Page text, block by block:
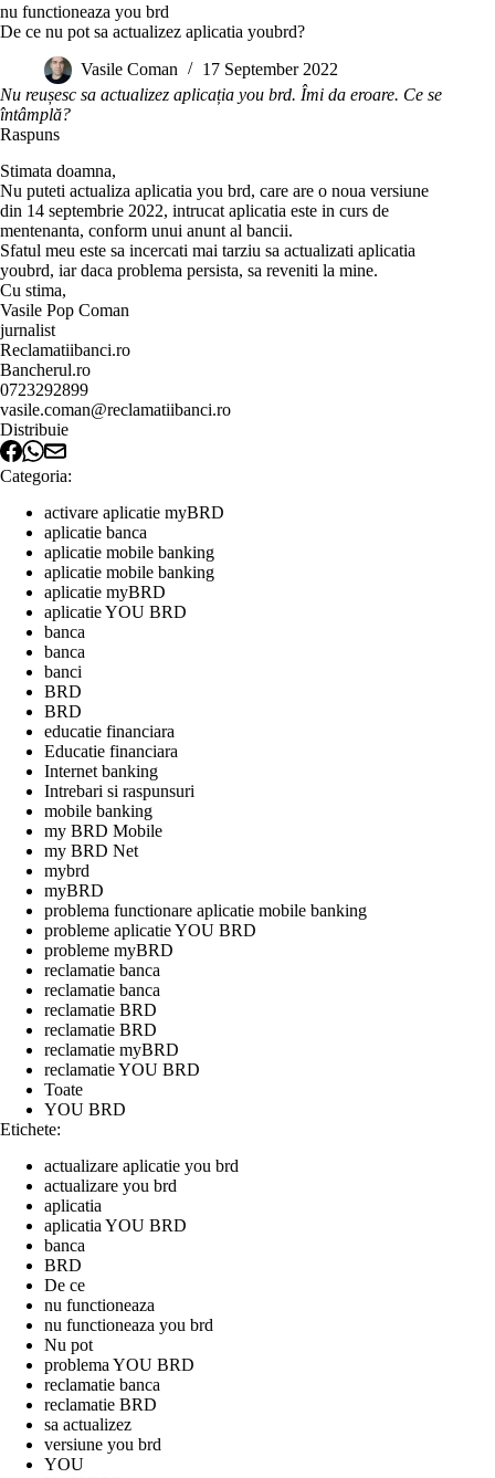
nu functioneaza you brd
De ce nu pot sa actualizez aplicatia youbrd?
Vasile Coman
17 September 2022
Nu reușesc sa actualizez aplicația you brd. Îmi da eroare. Ce se
întâmplă?
Raspuns
Stimata doamna,
Nu puteti actualiza aplicatia you brd, care are o noua versiune
din 14 septembrie 2022, intrucat aplicatia este in curs de
mentenanta, conform unui anunt al bancii.
Sfatul meu este sa incercati mai tarziu sa actualizati aplicatia
youbrd, iar daca problema persista, sa reveniti la mine.
Cu stima,
Vasile Pop Coman
jurnalist
Reclamatiibanci.ro
Bancherul.ro
0723292899
vasile.coman@reclamatiibanci.ro
Distribuie
Categoria:
activare aplicatie myBRD
aplicatie banca
aplicatie mobile banking
aplicatie mobile banking
aplicatie myBRD
aplicatie YOU BRD
banca
banca
banci
BRD
BRD
educatie financiara
Educatie financiara
Internet banking
Intrebari si raspunsuri
mobile banking
my BRD Mobile
my BRD Net
mybrd
myBRD
problema functionare aplicatie mobile banking
probleme aplicatie YOU BRD
probleme myBRD
reclamatie banca
reclamatie banca
reclamatie BRD
reclamatie BRD
reclamatie myBRD
reclamatie YOU BRD
Toate
YOU BRD
Etichete:
actualizare aplicatie you brd
actualizare you brd
aplicatia
aplicatia YOU BRD
banca
BRD
De ce
nu functioneaza
nu functioneaza you brd
Nu pot
problema YOU BRD
reclamatie banca
reclamatie BRD
sa actualizez
versiune you brd
YOU